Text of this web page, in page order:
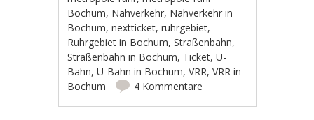
Bochum, Nahverkehr, Nahverkehr in
Bochum,nextticket,ruhrgebiet,
Ruhrgebiet in Bochum,Straßenbahn,
Straßenbahn in Bochum, Ticket,U-
Bahn,U-Bahn in Bochum,VRR,VRR in
Bochum
4 Kommentare